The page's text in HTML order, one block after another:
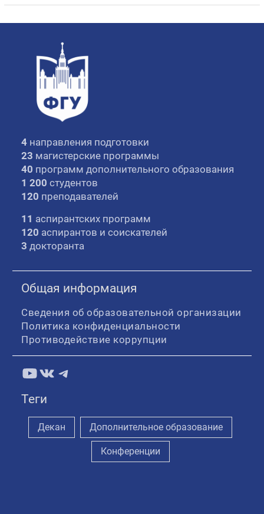
4 направления подготовки
23 магистерские программы
40 программ дополнительного образования
1 200 студентов
120 преподавателей
11 аспирантских программ
120 аспирантов и соискателей
3 докторанта
Общая информация
Сведения об образовательной организации
Политика конфиденциальности
Противодействие коррупции
YouTube
ВКонтакте
Telegram
Теги
Декан Дополнительное образование
Конференции